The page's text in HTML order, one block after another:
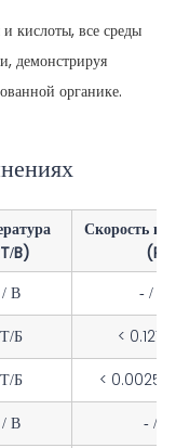
кислоты, все среды
демонстрируя
органике.
B)
Скорость
В
- /
Б
< 0.127
Б
< 0.0025
В
- /